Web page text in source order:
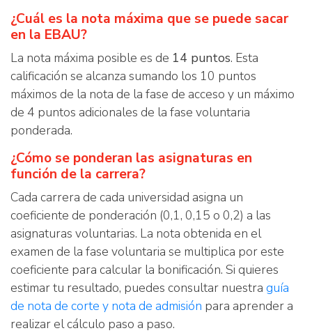
¿Cuál es la nota máxima que se puede sacar
en la EBAU?
La nota máxima posible es de 14 puntos. Esta
calificación se alcanza sumando los 10 puntos
máximos de la nota de la fase de acceso y un máximo
de 4 puntos adicionales de la fase voluntaria
ponderada.
¿Cómo se ponderan las asignaturas en
función de la carrera?
Cada carrera de cada universidad asigna un
coeficiente de ponderación (0,1, 0,15 o 0,2) a las
asignaturas voluntarias. La nota obtenida en el
examen de la fase voluntaria se multiplica por este
coeficiente para calcular la bonificación. Si quieres
estimar tu resultado, puedes consultar nuestra guía
de nota de corte y nota de admisión para aprender a
realizar el cálculo paso a paso.